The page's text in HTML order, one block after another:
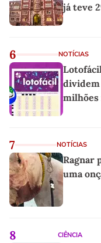
já teve
6 NOTÍCIAS
dividem
7 NOTÍCIAS
Ragnar
uma
8 CIÊNCIA